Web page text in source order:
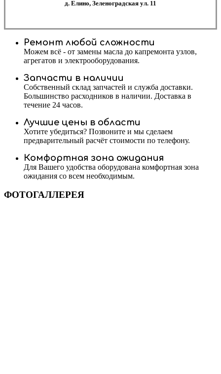
д. Елино, Зеленоградская ул. 11
Ремонт любой сложности
Можем всё - от замены масла до капремонта узлов,
агрегатов и электрооборудования.
Запчасти в наличии
Собственный склад запчастей и служба доставки.
Большинство расходников в наличии. Доставка в
течение 24 часов.
Лучшие цены в области
Хотите убедиться? Позвоните и мы сделаем
предварительный расчёт стоимости по телефону.
Комфортная зона ожидания
Для Вашего удобства оборудована комфортная зона
ожидания со всем необходимым.
ФОТОГАЛЛЕРЕЯ